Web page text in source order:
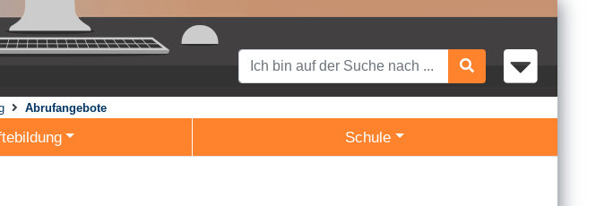
Abrufangebote
Schule